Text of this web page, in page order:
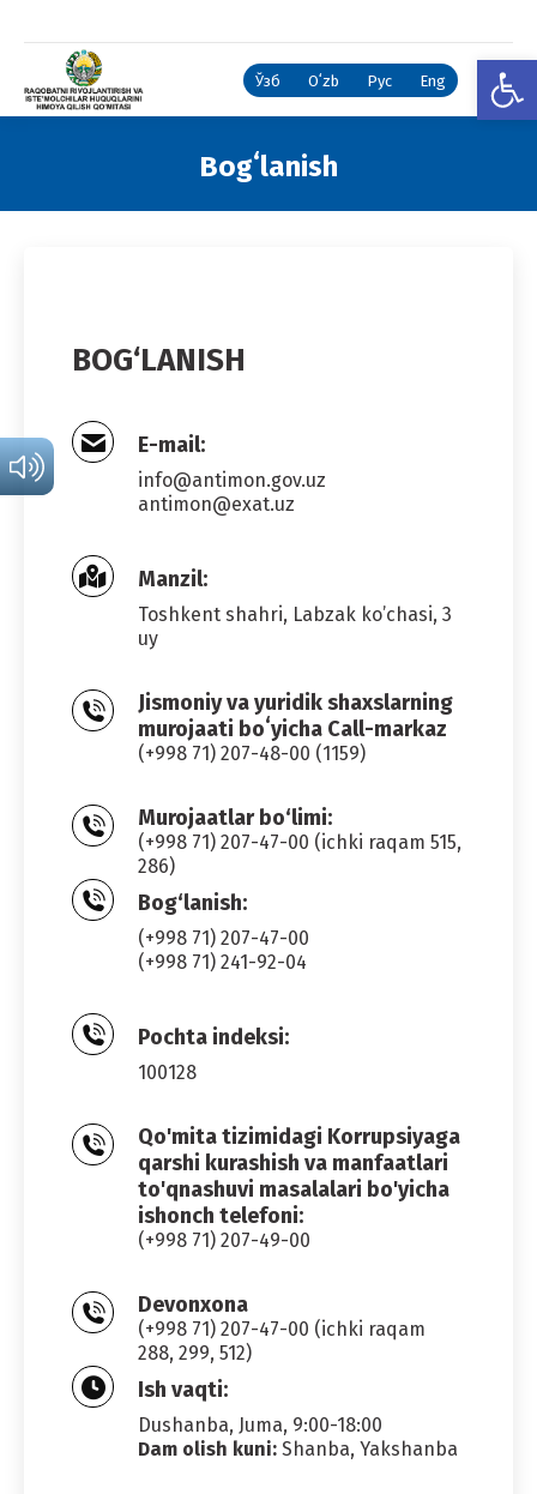
Ўзб Oʻzb Рус Eng
Bogʻlanish
BOG‘LANISH
E-mail:
info@antimon.gov.uz
antimon@exat.uz
Manzil:
Toshkent shahri, Labzak ko’chasi, 3
uy
Jismoniy va yuridik shaxslarning
murojaati boʻyicha Call-markaz
(+998 71) 207-48-00 (1159)
Murojaatlar bo‘limi:
(+998 71) 207-47-00 (ichki raqam 515,
286)
Bog‘lanish:
(+998 71) 207-47-00
(+998 71) 241-92-04
Pochta indeksi:
100128
Qo'mita tizimidagi Korrupsiyaga
qarshi kurashish va manfaatlari
to'qnashuvi masalalari bo'yicha
ishonch telefoni:
(+998 71) 207-49-00
Devonxona
(+998 71) 207-47-00 (ichki raqam
288, 299, 512)
Ish vaqti:
Dushanba, Juma, 9:00-18:00
Dam olish kuni: Shanba, Yakshanba